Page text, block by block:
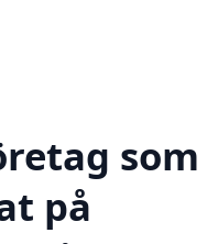
som
på